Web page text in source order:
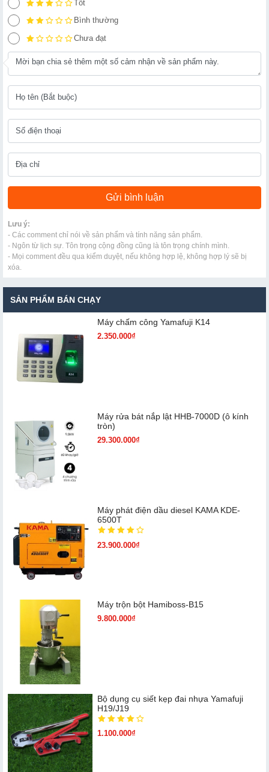
Tốt
Bình thường
Chưa đạt
Lưu ý:
- Các comment chỉ nói về sản phẩm và tính năng sản phẩm.
- Ngôn từ lịch sự. Tôn trọng cộng đồng cũng là tôn trọng chính mình.
- Mọi comment đều qua kiểm duyệt, nếu không hợp lệ, không hợp lý sẽ bị
xóa.
SẢN PHẨM BÁN CHẠY
Máy chấm cô​ng Yamafuji K14
2.350.000₫
Máy rửa bát nắp lật HHB-7000D (ô kính
tròn)
29.300.000₫
Máy phát điện dầu diesel KAMA KDE-
6500T
23.900.000₫
Máy trộn bột Hamiboss-B15
9.800.000₫
Bộ dụng cụ siết kẹp đai nhựa Yamafuji
H19/J19
1.100.000₫